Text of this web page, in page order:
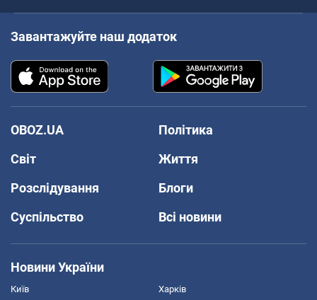
Завантажуйте наш додаток
OBOZ.UA
Політика
Світ
Життя
Розслідування
Блоги
Суспільство
Всі новини
Новини України
Київ Харків